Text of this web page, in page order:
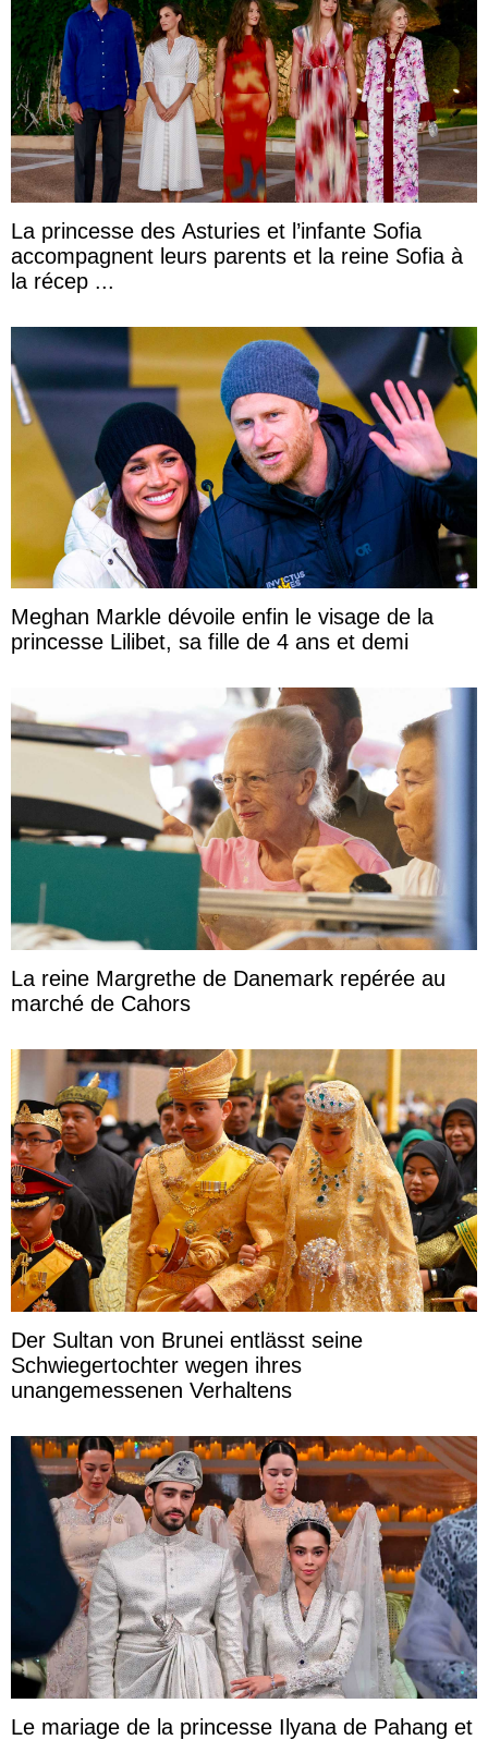
La princesse des Asturies et l’infante Sofia
accompagnent leurs parents et la reine Sofia à
la récep ...
Meghan Markle dévoile enfin le visage de la
princesse Lilibet, sa fille de 4 ans et demi
La reine Margrethe de Danemark repérée au
marché de Cahors
Der Sultan von Brunei entlässt seine
Schwiegertochter wegen ihres
unangemessenen Verhaltens
Le mariage de la princesse Ilyana de Pahang et